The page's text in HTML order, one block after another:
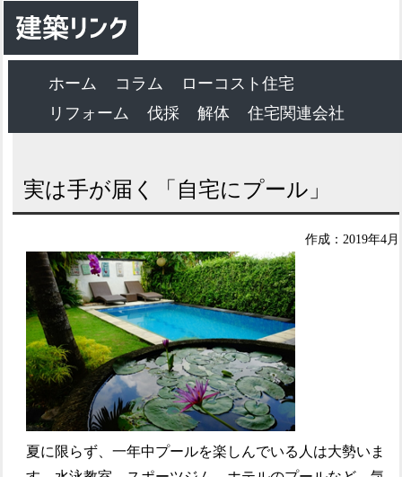
ホーム コラム
ローコスト住宅
リフォーム
伐採 解体 住宅関連会社
実は手が届く「自宅にプール」
作成：2019年4月
夏に限らず、一年中プールを楽しんでいる人は大勢いま